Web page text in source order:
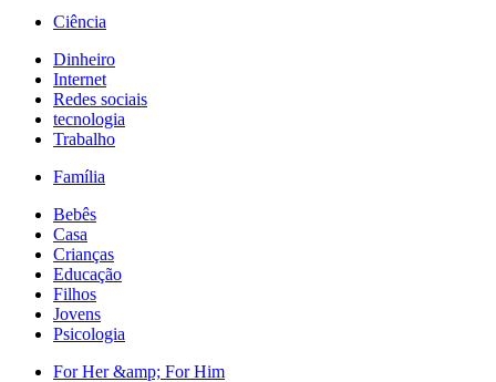
Ciência
Dinheiro
Internet
Redes sociais
tecnologia
Trabalho
Família
Bebês
Casa
Crianças
Educação
Filhos
Jovens
Psicologia
For Her &amp; For Him